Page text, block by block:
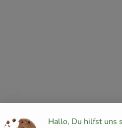
Hallo, Du hilfst uns